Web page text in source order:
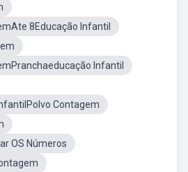
8Educação Infantil
Infantil
Contagem
OS Números